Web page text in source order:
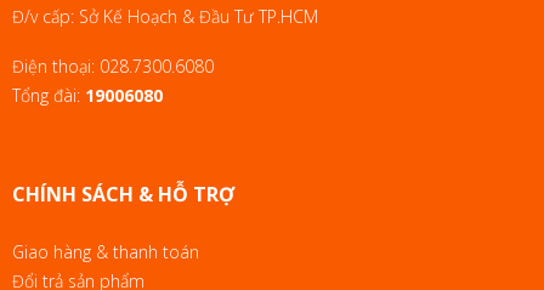
Đ/v cấp: Sở Kế Hoạch & Đầu Tư TP.HCM
Điện thoại: 028.7300.6080
Tổng đài: 19006080
CHÍNH SÁCH & HỖ TRỢ
Giao hàng & thanh toán
Đổi trả sản phẩm